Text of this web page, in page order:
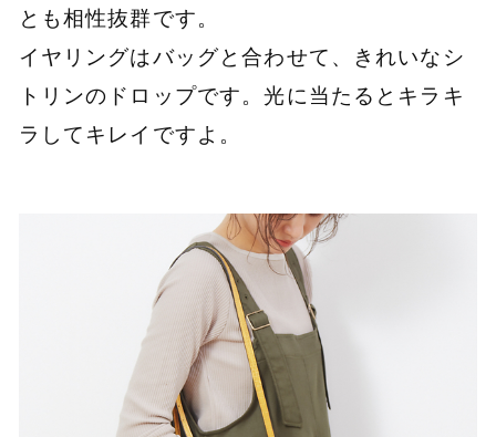
とも相性抜群です。
イヤリングはバッグと合わせて、きれいなシ
トリンのドロップです。光に当たるとキラキ
ラしてキレイですよ。